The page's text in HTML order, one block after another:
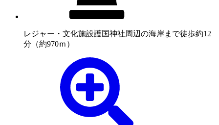
レジャー・文化施設護国神社周辺の海岸まで徒歩約12
分（約970ｍ）